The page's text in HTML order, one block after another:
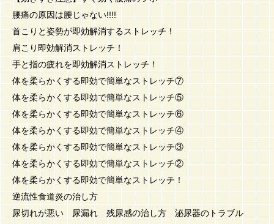
腰痛の原因は腰じゃない!!!!
首こりと姿勢が即効解消するストレッチ！
肩こり即効解消ストレッチ！
手と指の疲れを即効解消ストレッチ！
体を柔らかくする即効で簡単なストレッチ⑦
体を柔らかくする即効で簡単なストレッチ⑤
体を柔らかくする即効で簡単なストレッチ⑥
体を柔らかくする即効で簡単なストレッチ④
体を柔らかくする即効で簡単なストレッチ③
体を柔らかくする即効で簡単なストレッチ②
体を柔らかくする即効で簡単なストレッチ！
逆流性食道炎の治し方
尿切れが悪い 尿漏れ 残尿感の治し方 泌尿器のトラブル